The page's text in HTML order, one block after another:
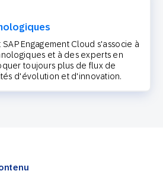
Engagement Cloud s'associe à
et à des experts en
toujours plus de flux de
d'évolution et d'innovation.